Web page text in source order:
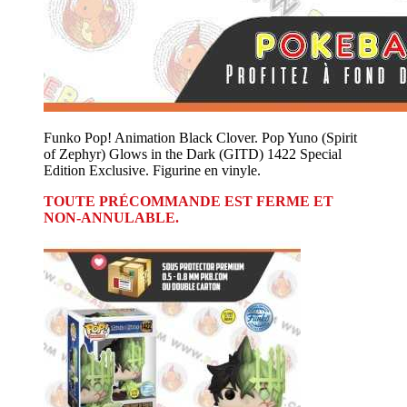
Funko Pop! Animation Black Clover. Pop Yuno (Spirit
of Zephyr) Glows in the Dark (GITD) 1422 Special
Edition Exclusive. Figurine en vinyle.
TOUTE PRÉCOMMANDE EST FERME ET
NON-ANNULABLE.